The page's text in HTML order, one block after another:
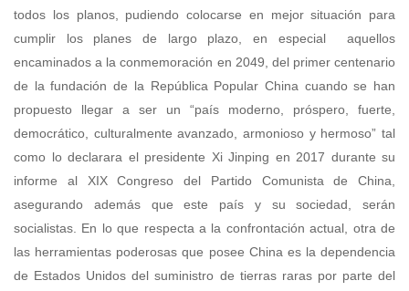
todos los planos, pudiendo colocarse en mejor situación para
cumplir los planes de largo plazo, en especial aquellos
encaminados a la conmemoración en 2049, del primer centenario
de la fundación de la República Popular China cuando se han
propuesto llegar a ser un “país moderno, próspero, fuerte,
democrático, culturalmente avanzado, armonioso y hermoso” tal
como lo declarara el presidente Xi Jinping en 2017 durante su
informe al XIX Congreso del Partido Comunista de China,
asegurando además que este país y su sociedad, serán
socialistas. En lo que respecta a la confrontación actual, otra de
las herramientas poderosas que posee China es la dependencia
de Estados Unidos del suministro de tierras raras por parte del